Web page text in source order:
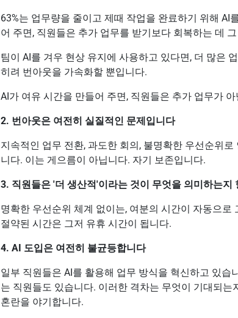
63%는 업무량을 줄이고 제때 작업을 완료하기 위해 AI
어 주면, 직원들은 추가 업무를 받기보다 회복하는 데
팀이 AI를 겨우 현상 유지에 사용하고 있다면, 더 많은
히려 번아웃을 가속화할 뿐입니다.
AI가 여유 시간을 만들어 주면, 직원들은 추가 업무가
2. 번아웃은 여전히 실질적인 문제입니다
지속적인 업무 전환, 과도한 회의, 불명확한 우선순위
니다. 이는 게으름이 아닙니다. 자기 보존입니다.
3. 직원들은 '더 생산적'이라는 것이 무엇을 의미하는지
명확한 우선순위 체계 없이는, 여분의 시간이 자동으
절약된 시간은 그저 유휴 시간이 됩니다.
4. AI 도입은 여전히 불균등합니다
일부 직원들은 AI를 활용해 업무 방식을 혁신하고 있
는 직원들도 있습니다. 이러한 격차는 무엇이 기대되
혼란을 야기합니다.